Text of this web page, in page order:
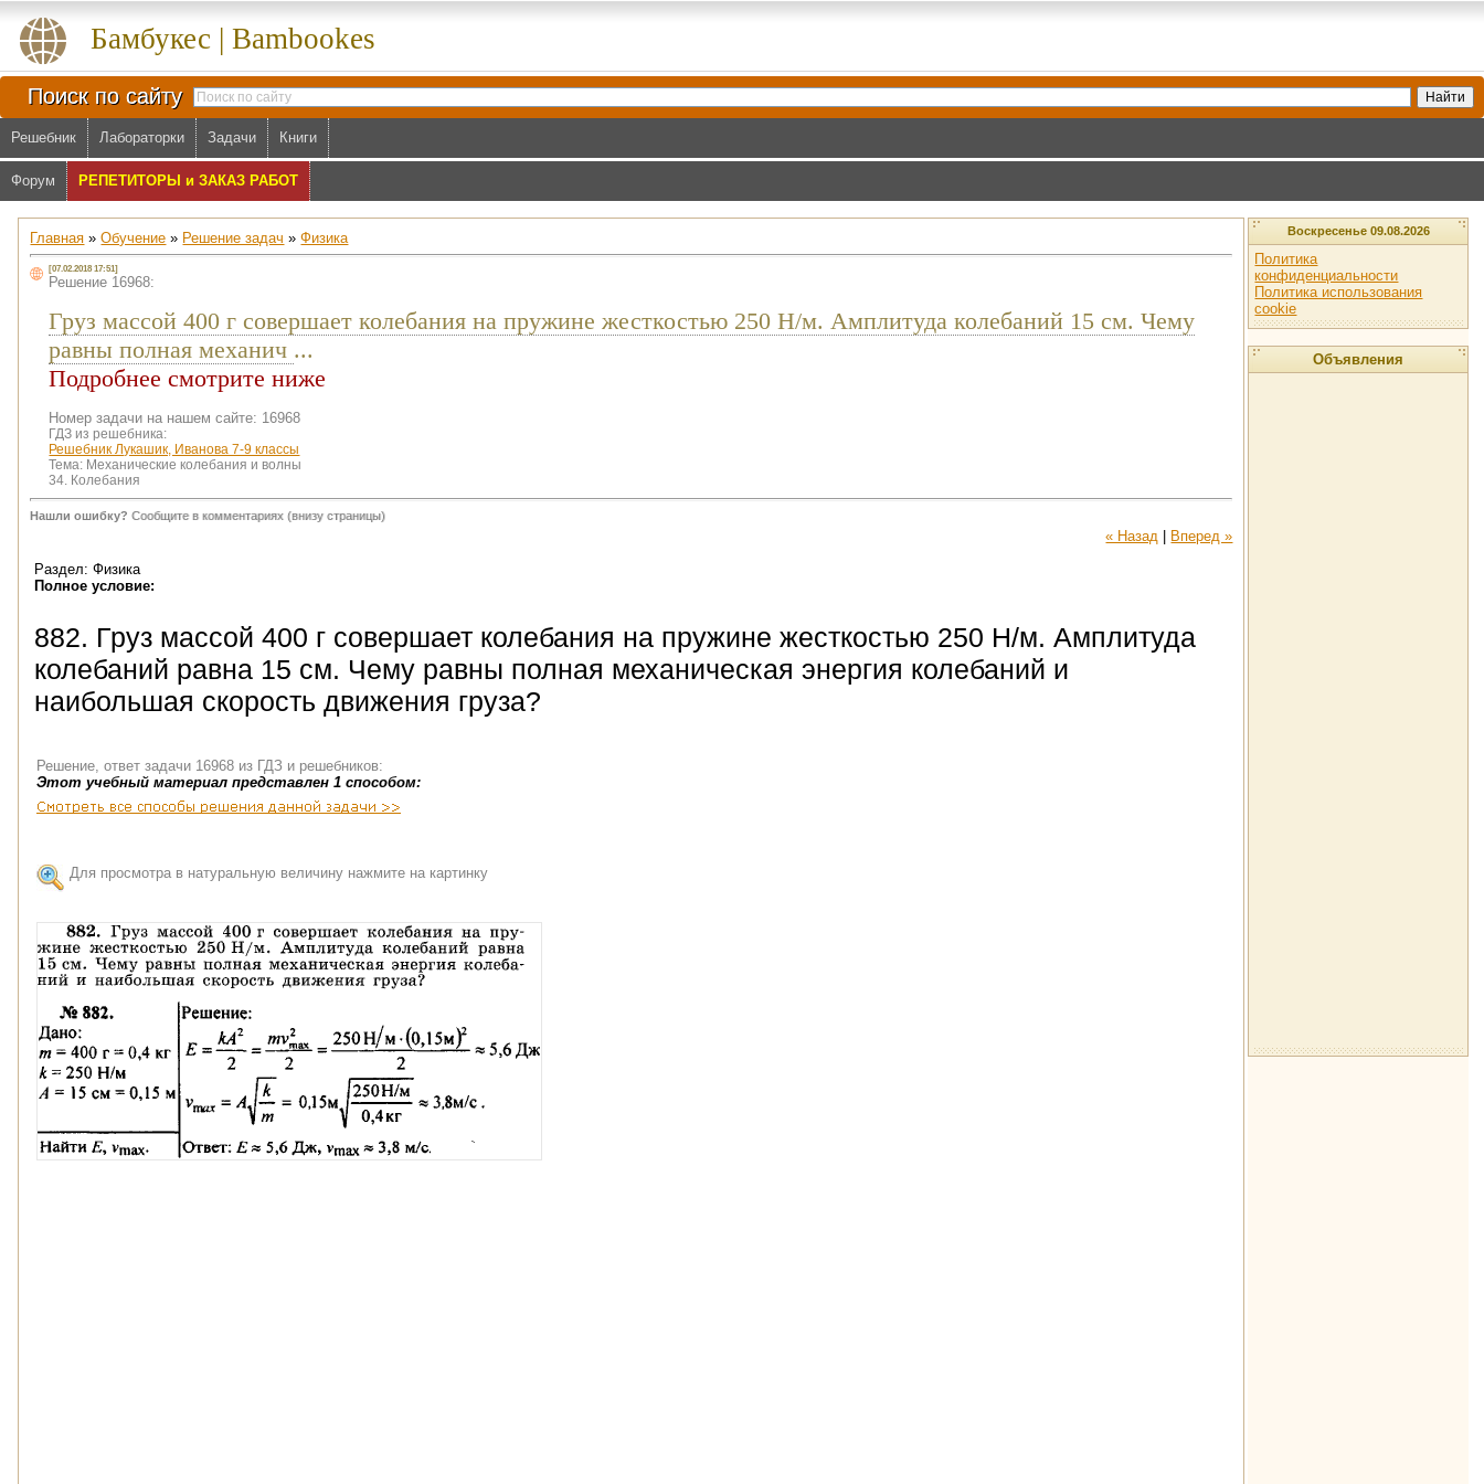
Бамбукес | Bambookes
Поиск по сайту
Решебник Лабораторки Задачи Книги
Форум РЕПЕТИТОРЫ и ЗАКАЗ РАБОТ
Главная »Обучение » Решение задач »Физика
[07.02.2018 17:51]
Решение 16968:
Груз массой 400 г совершает колебания на пружине жесткостью 250 Н/м. Амплитуда колебаний 15 см. Чему
равны полная механич ...
Подробнее смотрите ниже
Номер задачи на нашем сайте: 16968
ГДЗ из решебника:
Решебник Лукашик, Иванова 7-9 классы
Тема: Механические колебания и волны
34. Колебания
Нашли ошибку? Сообщите в комментариях (внизу страницы)
« Назад
Вперед »
Раздел: Физика
Полное условие:
882. Груз массой 400 г совершает колебания на пружине жесткостью 250 Н/м. Амплитуда
колебаний равна 15 см. Чему равны полная механическая энергия колебаний и
наибольшая скорость движения груза?
Решение, ответ задачи 16968 из ГДЗ и решебников:
Этот учебный материал представлен 1 способом:
Для просмотра в натуральную величину нажмите на картинку
Воскресенье 09.08.2026
Политика
конфиденциальности
Политика использования
cookie
Объявления